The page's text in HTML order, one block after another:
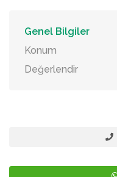
Genel Bilgiler
Konum
Değerlendir